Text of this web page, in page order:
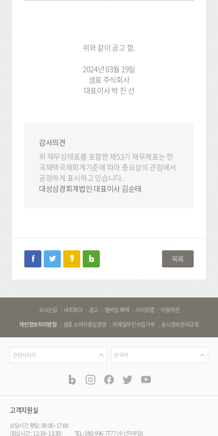
위와 같이 공고 함.
2024년 03월 19일
샘표 주식회사
대표이사 박 진 선
감사의견
위 재무상태표를 포함한 제53기 재무제표는 한
국채택국제회계기준에 따라 중요성의 관점에서
공정하게 표시하고 있습니다.
대성삼경회계법인 대표이사 김순태
facebooktwitter kakaostory
blog 목록
오시는길 네트워크 공고 멤버십 혜택 사이트맵
이용약관
개인정보처리방침
샘표 소비자중심경영 이메일무단수집거부 공시정보관리규정
관
련
관련사이트
언
어
한국어
널
blog instagramfacebook
twitter
고객지원실
상담시간 평일: 09:00~17:00
(점심시간 : 12:30~13:30)
TEL: 080-996-7777 (수신자부담)